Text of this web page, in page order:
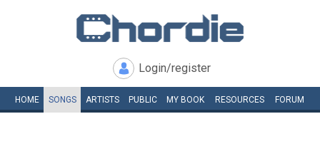
Login/register
HOME SONGS ARTISTS PUBLIC MY BOOK RESOURCES FORUM